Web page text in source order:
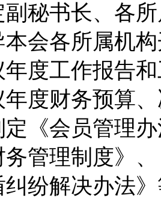
副秘书长、各
本会各所属机
年度工作报告
年度财务预算
定《会员管理
管理制度》
纠纷解决办法